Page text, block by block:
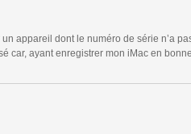
appareil dont le numéro de série n’a
car, ayant enregistrer mon iMac en